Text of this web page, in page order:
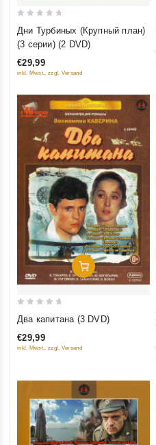
out
5
Дни Турбиных (Крупный план)
(3 серии) (2 DVD)
€29,99
inkl. Mwst., zzgl. Versand
Добавить В Корзину
out
of
Два капитана (3 DVD)
€29,99
inkl. Mwst., zzgl. Versand